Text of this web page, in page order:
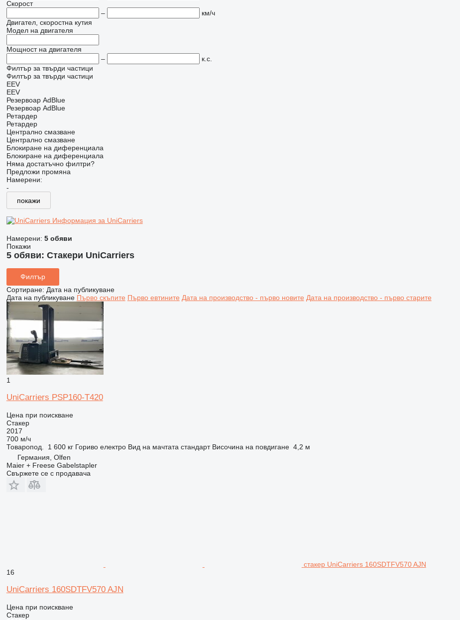
Скорост
–
км/ч
Двигател, скоростна кутия
Модел на двигателя
Мощност на двигателя
–
к.с.
Филтър за твърди частици
Филтър за твърди частици
EEV
EEV
Резервоар AdBlue
Резервоар AdBlue
Ретардер
Ретардер
Централно смазване
Централно смазване
Блокиране на диференциала
Блокиране на диференциала
Няма достатъчно филтри?
Предложи промяна
Намерени:
-
покажи
Информация за UniCarriers
Намерени: 5 обяви
Покажи
5 обяви: Стакери UniCarriers
Филтър
Сортиране: Дата на публикуване
Дата на публикуване Първо скъпите Първо евтините Дата на производство - първо новите Дата на производство - първо старите
1
UniCarriers PSP160-T420
Цена при поискване
Стакер
2017
700 м/ч
Товаропод.
1 600 кг Гориво електро Вид на мачтата стандарт Височина на повдигане 4,2 м
Германия, Olfen
Maier + Freese Gabelstapler
Свържете се с продавача
стакер UniCarriers 160SDTFV570 AJN
16
UniCarriers 160SDTFV570 AJN
Цена при поискване
Стакер